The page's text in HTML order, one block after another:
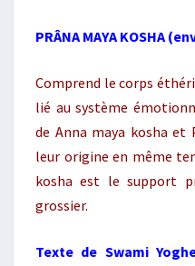
PRÂNA MAYA KOSHA
Comprend le corps
lié au système
de Anna maya kosha et
leur origine en même
kosha est le support
grossier.
Texte de Swami